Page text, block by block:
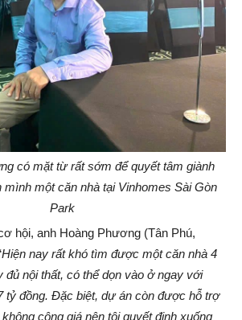
có mặt từ rất sớm để quyết tâm giành
một căn nhà tại Vinhomes Sài Gòn
Park
hội, anh Hoàng Phương (Tân Phú,
Hiện nay rất khó tìm được một căn nhà 4
đủ nội thất, có thể dọn vào ở ngay với
tỷ đồng. Đặc biệt, dự án còn được hỗ trợ
công giá nên tôi quyết định xuống